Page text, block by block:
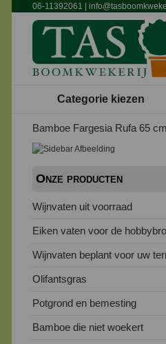
06-11392061
Categorie kiezen
Bamboe Fargesia Rufa 65
Onze producten
Wijnvaten uit voorraad
Eiken vaten voor de
Wijnvaten beplant voor uw
Olifantsgras
Potgrond en bemesting
Bamboe die niet woekert